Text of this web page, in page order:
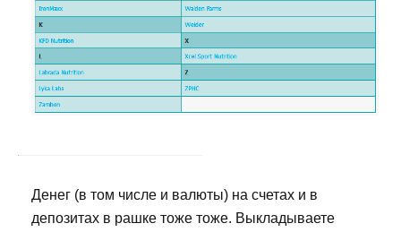
Денег (в том числе и валюты) на счетах и в
депозитах в рашке тоже тоже. Выкладываете